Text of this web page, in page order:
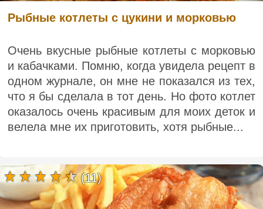
Рыбные котлеты с цукини и морковью
Очень вкусные рыбные котлеты с морковью
и кабачками. Помню, когда увидела рецепт в
одном журнале, он мне не показался из тех,
что я бы сделала в тот день. Но фото котлет
оказалось очень красивым для моих деток и
велела мне их приготовить, хотя рыбные...
(11)